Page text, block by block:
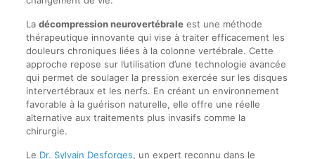
La décompression neurovertébraleest une méthode
thérapeutique innovante qui vise à traiter efficacement les
douleurs chroniques liées à la colonne vertébrale. Cette
approche repose sur l’utilisation d’une technologie avancée
qui permet de soulager la pression exercée sur les disques
intervertébraux et les nerfs. En créant un environnement
favorable à la guérison naturelle, elle offre une réelle
alternative aux traitements plus invasifs comme la
chirurgie.
Le Dr. Sylvain Desforges, un expert reconnu dans le